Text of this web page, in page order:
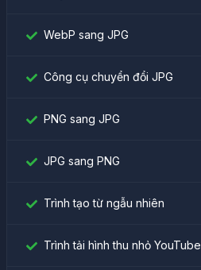
WebP sang JPG
Công cụ chuyển đổi JPG
PNG sang JPG
JPG sang PNG
Trình tạo từ ngẫu nhiên
Trình tải hình thu nhỏ YouTube